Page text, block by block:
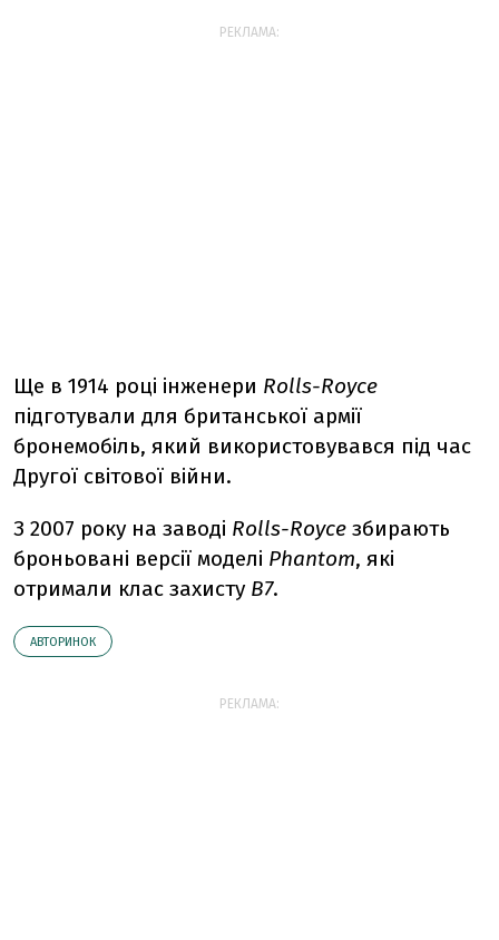
РЕКЛАМА:
Ще в 1914 році інженери Rolls-Royce
підготували для британської армії
бронемобіль, який використовувався під час
Другої світової війни.
З 2007 року на заводі Rolls-Royce збирають
броньовані версії моделі Phantom, які
отримали клас захисту В7.
АВТОРИНОК
РЕКЛАМА: